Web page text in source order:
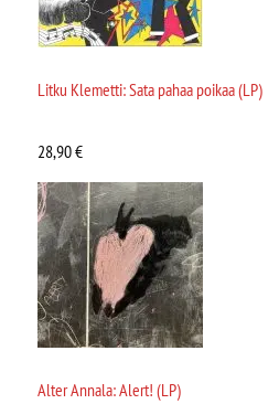
Litku Klemetti: Sata pahaa poikaa (LP)
28,90€
Alter Annala: Alert! (LP)